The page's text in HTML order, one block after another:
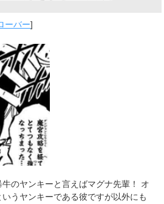
ーバー]
のヤンキーと言えばマグナ先輩！ オ
うヤンキーである彼ですが以外にも